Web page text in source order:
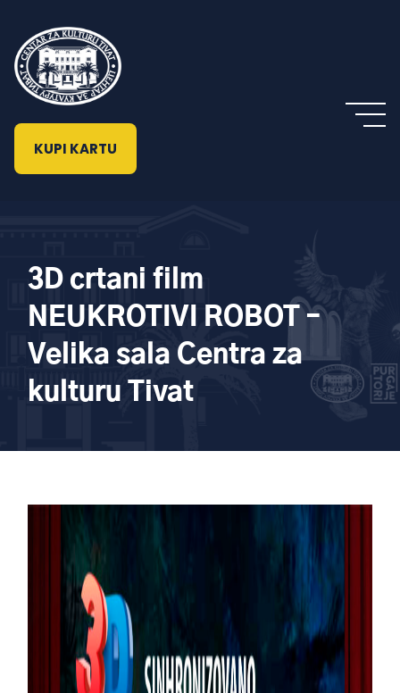
KUPI KARTU
3D crtani film
NEUKROTIVI ROBOT –
Velika sala Centra za
kulturu Tivat